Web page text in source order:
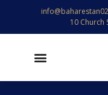
10 Church